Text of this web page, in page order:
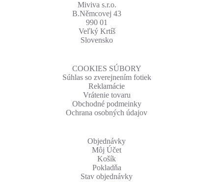
Miviva s.r.o.
B.Němcovej 43
990 01
Veľký Krtíš
Slovensko
COOKIES SÚBORY
Súhlas so zverejnením fotiek
Reklamácie
Vrátenie tovaru
Obchodné podmeinky
Ochrana osobných údajov
Objednávky
Môj Účet
Košík
Pokladňa
Stav objednávky